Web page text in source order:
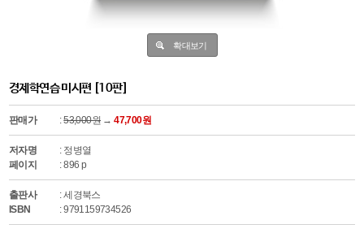
확대보기
경제학연습 미시편 [10판]
판매가 :53,000원 →47,700원
저자명
: 정병열
페이지
: 896 p
출판사
: 세경북스
ISBN
: 9791159734526